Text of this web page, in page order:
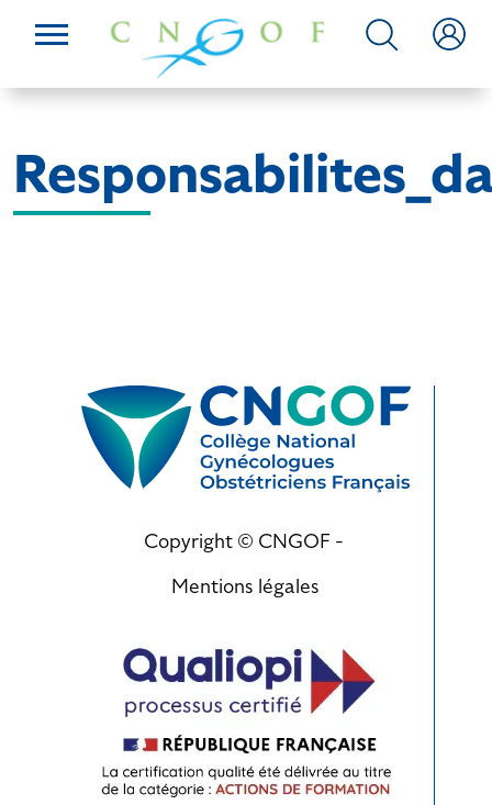
Copyright © CNGOF -
Mentions légales